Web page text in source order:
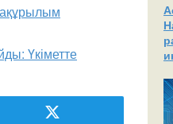
Үкіметте